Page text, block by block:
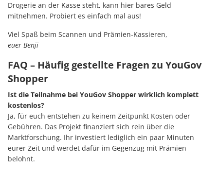
Drogerie an der Kasse steht, kann hier bares Geld
mitnehmen. Probiert es einfach mal aus!
Viel Spaß beim Scannen und Prämien-Kassieren,
euer Benji
FAQ – Häufig gestellte Fragen zu YouGov
Shopper
Ist die Teilnahme bei YouGov Shopper wirklich komplett
kostenlos?
Ja, für euch entstehen zu keinem Zeitpunkt Kosten oder
Gebühren. Das Projekt finanziert sich rein über die
Marktforschung. Ihr investiert lediglich ein paar Minuten
eurer Zeit und werdet dafür im Gegenzug mit Prämien
belohnt.